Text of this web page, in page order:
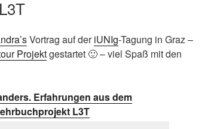
Vortrag auf deriUNIg-Tagung in Graz –
Projektgestartet 🙂 – viel Spaß mit den
Erfahrungen aus dem
L3T